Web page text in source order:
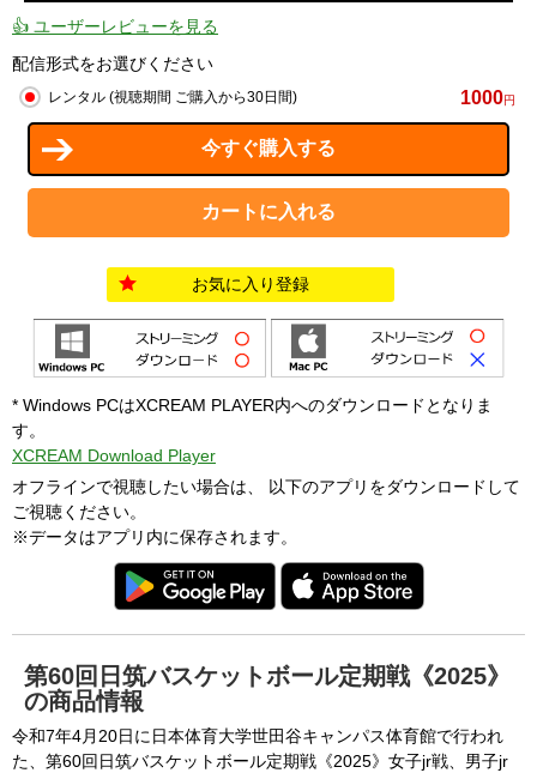
👍 ユーザーレビューを見る
配信形式をお選びください
レンタル (視聴期間 ご購入から30日間) 1000円
お気に入り登録
* Windows PCはXCREAM PLAYER内へのダウンロードとなりま
す。
XCREAM Download Player
オフラインで視聴したい場合は、 以下のアプリをダウンロードして
ご視聴ください。
※データはアプリ内に保存されます。
第60回日筑バスケットボール定期戦《2025》
の商品情報
令和7年4月20日に日本体育大学世田谷キャンパス体育館で行われ
た、第60回日筑バスケットボール定期戦《2025》女子jr戦、男子jr